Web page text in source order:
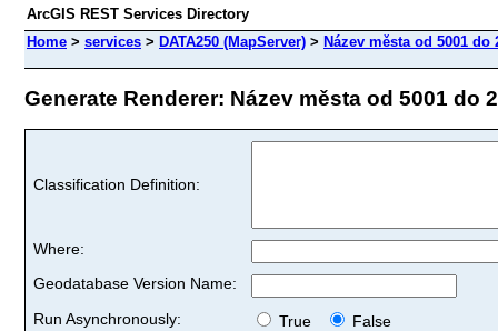
ArcGIS REST Services Directory
Home > services > DATA250 (MapServer) > Název města od 5001 do
Generate Renderer: Název města od 5001 do
Classification Definition:
Where:
Geodatabase Version Name:
Run Asynchronously:
True
False